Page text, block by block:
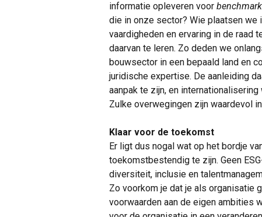
informatie opleveren voor
die in onze sector? Wie plaatsen
vaardigheden en ervaring in de raad
daarvan te leren. Zo deden we
bouwsector in een bepaald land en
juridische expertise. De aanleiding
aanpak te zijn, en
Zulke overwegingen zijn waardevol
Klaar voor de toekomst
Er ligt dus nogal wat op het bordje
toekomstbestendig te zijn. Geen
diversiteit, inclusie en
Zo voorkom je dat je als organisatie
voorwaarden aan de eigen ambities